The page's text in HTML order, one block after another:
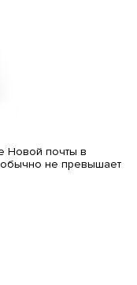
Новой почты в
обычно не превышает